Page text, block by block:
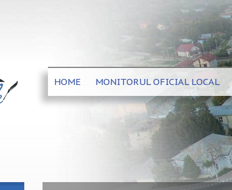
HOME MONITORUL OFICIAL LOCAL